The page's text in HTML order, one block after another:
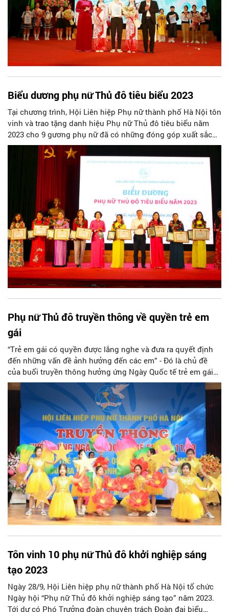
Biểu dương phụ nữ Thủ đô tiêu biểu 2023
Tại chương trình, Hội Liên hiệp Phụ nữ thành phố Hà Nội tôn
vinh và trao tặng danh hiệu Phụ nữ Thủ đô tiêu biểu năm
2023 cho 9 gương phụ nữ đã có những đóng góp xuất sắc
trên các lĩnh vực vì sự phát triển Thủ đô và sự tiến bộ của
phụ nữ Hà Nội.
Phụ nữ Thủ đô truyền thông về quyền trẻ em
gái
“Trẻ em gái có quyền được lắng nghe và đưa ra quyết định
đến những vấn đề ảnh hưởng đến các em” - Đó là chủ đề
của buổi truyền thông hưởng ứng Ngày Quốc tế trẻ em gái
(11/10) do Hội Liên hiệp Phụ nữ (LHPN) thành phố Hà Nội tổ
chức tại huyện Phú Xuyên, ngày 7/10.
Tôn vinh 10 phụ nữ Thủ đô khởi nghiệp sáng
tạo 2023
Ngày 28/9, Hội Liên hiệp phụ nữ thành phố Hà Nội tổ chức
Ngày hội “Phụ nữ Thủ đô khởi nghiệp sáng tạo” năm 2023.
Tới dự có Phó Trưởng đoàn chuyên trách Đoàn đại biểu